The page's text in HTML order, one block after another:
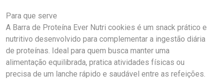
Para que serve
A Barra de Proteína Ever Nutri cookies é um snack prático e
nutritivo desenvolvido para complementar a ingestão diária
de proteínas. Ideal para quem busca manter uma
alimentação equilibrada, pratica atividades físicas ou
precisa de um lanche rápido e saudável entre as refeições.